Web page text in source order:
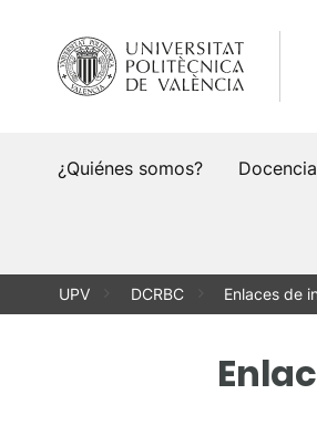
contenido
¿Quiénes somos? Docencia
UPV DCRBC Enlaces de